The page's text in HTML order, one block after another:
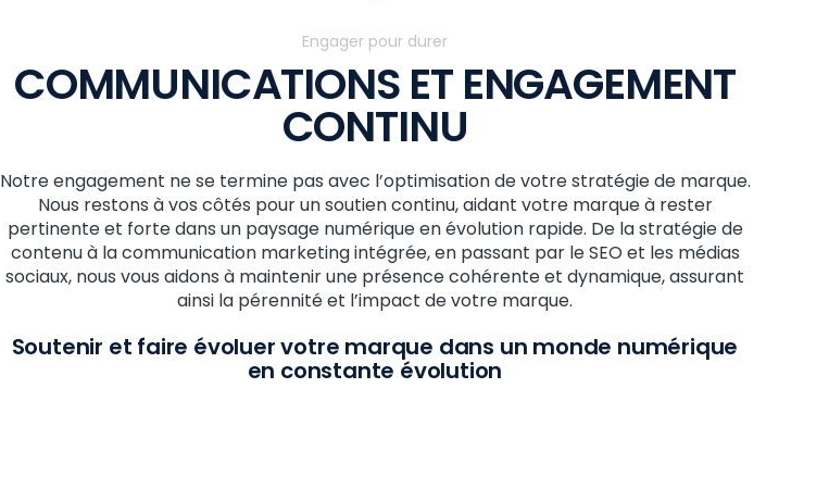
Engager pour durer
COMMUNICATIONS ET ENGAGEMENT
CONTINU
Notre engagement ne se termine pas avec l’optimisation de votre stratégie de marque.
Nous restons à vos côtés pour un soutien continu, aidant votre marque à rester
pertinente et forte dans un paysage numérique en évolution rapide. De la stratégie de
contenu à la communication marketing intégrée, en passant par le SEO et les médias
sociaux, nous vous aidons à maintenir une présence cohérente et dynamique, assurant
ainsi la pérennité et l’impact de votre marque.
Soutenir et faire évoluer votre marque dans un monde numérique
en constante évolution